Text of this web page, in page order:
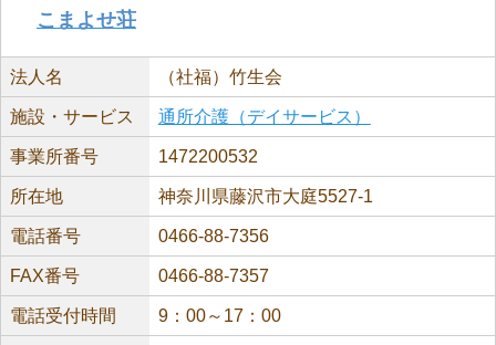
こまよせ荘
法人名 （社福）竹生会
施設・サービス 通所介護（デイサービス）
事業所番号 1472200532
所在地 神奈川県藤沢市大庭5527-1
電話番号 0466-88-7356
FAX番号 0466-88-7357
電話受付時間 9：00～17：00